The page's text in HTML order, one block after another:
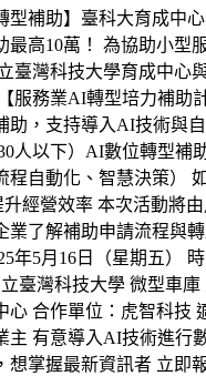
型補助】臺科大育成中
最高10萬！ 為協助小型
臺灣科技大學育成中心
服務業AI轉型培力補助
助，支持導入AI技術與
人以下）AI數位轉型補
程自動化、智慧決策）
升經營效率 本次活動將
業了解補助申請流程與
年5月16日（星期五）
臺灣科技大學 微型車
心 合作單位：虎智科技
主 有意導入AI技術進行
想掌握最新資訊者 立即